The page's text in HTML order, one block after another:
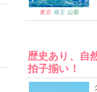
歴史あり、自
拍子揃い！